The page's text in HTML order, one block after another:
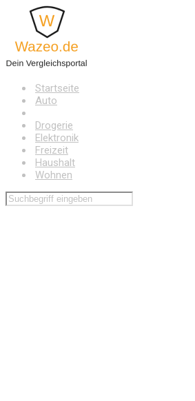
Hauptinhalt
springen
Startseite
Auto
Drogerie
Elektronik
Freizeit
Haushalt
Wohnen